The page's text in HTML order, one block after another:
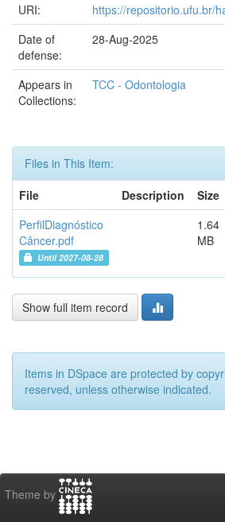
URI:
https://repositorio.ufu.br/
Date of
defense:
28-Aug-2025
Appears in
Collections:
TCC - Odontologia
Files in This Item:
File
Description Size
PerfilDiagnóstico
Câncer.pdf
Until 2027-08-28
1.64
MB
Show full item record
Items in DSpace are protected by
reserved, unless otherwise indicated.
Theme by